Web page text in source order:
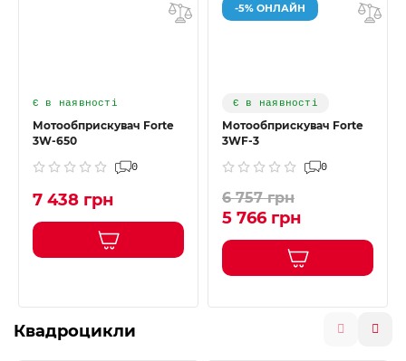
Є в наявності
Мотообприскувач Forte
3W-650
0
7 438 грн
-5% ОНЛАЙН
Є в наявності
Мотообприскувач Forte
3WF-3
0
6 757 грн
5 766 грн
Квадроцикли